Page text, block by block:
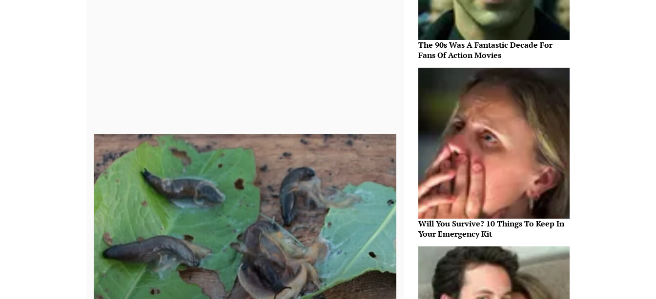
The 90s Was A Fantastic Decade For
Fans Of Action Movies
Will You Survive? 10 Things To Keep In
Your Emergency Kit